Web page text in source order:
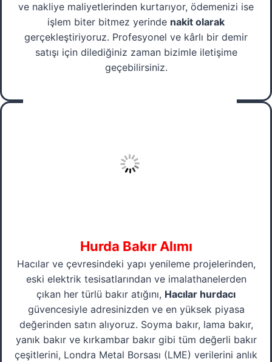
ve nakliye maliyetlerinden kurtarıyor, ödemenizi ise
işlem biter bitmez yerinde nakit olarak
gerçekleştiriyoruz. Profesyonel ve kârlı bir demir
satışı için dilediğiniz zaman bizimle iletişime
geçebilirsiniz.
Hurda Bakır Alımı
Hacılar ve çevresindeki yapı yenileme projelerinden,
eski elektrik tesisatlarından ve imalathanelerden
çıkan her türlü bakır atığını, Hacılar hurdacı
güvencesiyle adresinizden ve en yüksek piyasa
değerinden satın alıyoruz. Soyma bakır, lama bakır,
yanık bakır ve kırkambar bakır gibi tüm değerli bakır
çeşitlerini, Londra Metal Borsası (LME) verilerini anlık